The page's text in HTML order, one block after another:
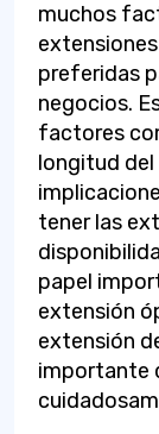
muchos
preferidas
negocios.
factores
longitud del
tener las
papel
extensión
extensión
importante